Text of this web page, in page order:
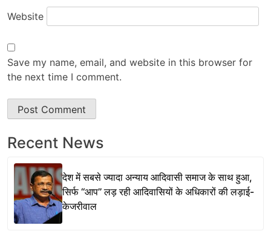
Website
Save my name, email, and website in this browser for
the next time I comment.
Recent News
देश में सबसे ज्यादा अन्याय आदिवासी समाज के साथ हुआ,
सिर्फ ‘‘आप’’ लड़ रही आदिवासियों के अधिकारों की लड़ाई-
केजरीवाल